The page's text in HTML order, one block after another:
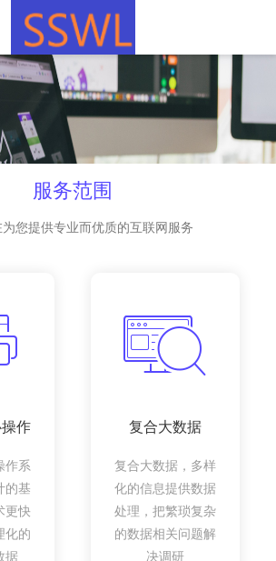
服务范围
您提供专业而优质的互联网服务
作
作系
的基
更快
化的
据
复合大数据
复合大数据，多样
化的信息提供数据
处理，把繁琐复杂
的数据相关问题解
决调研